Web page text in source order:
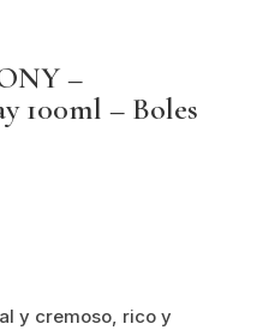
–
100ml – Boles
y cremoso, rico y